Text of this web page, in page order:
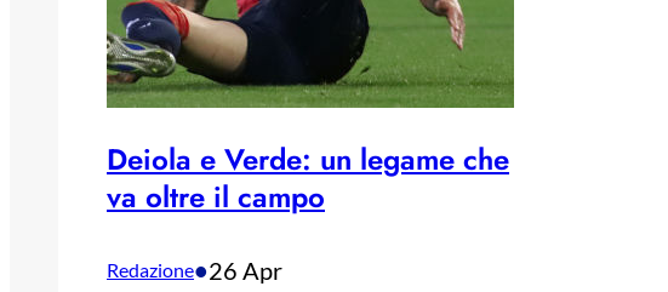
Deiola e Verde: un legame che
va oltre il campo
Redazione•26 Apr